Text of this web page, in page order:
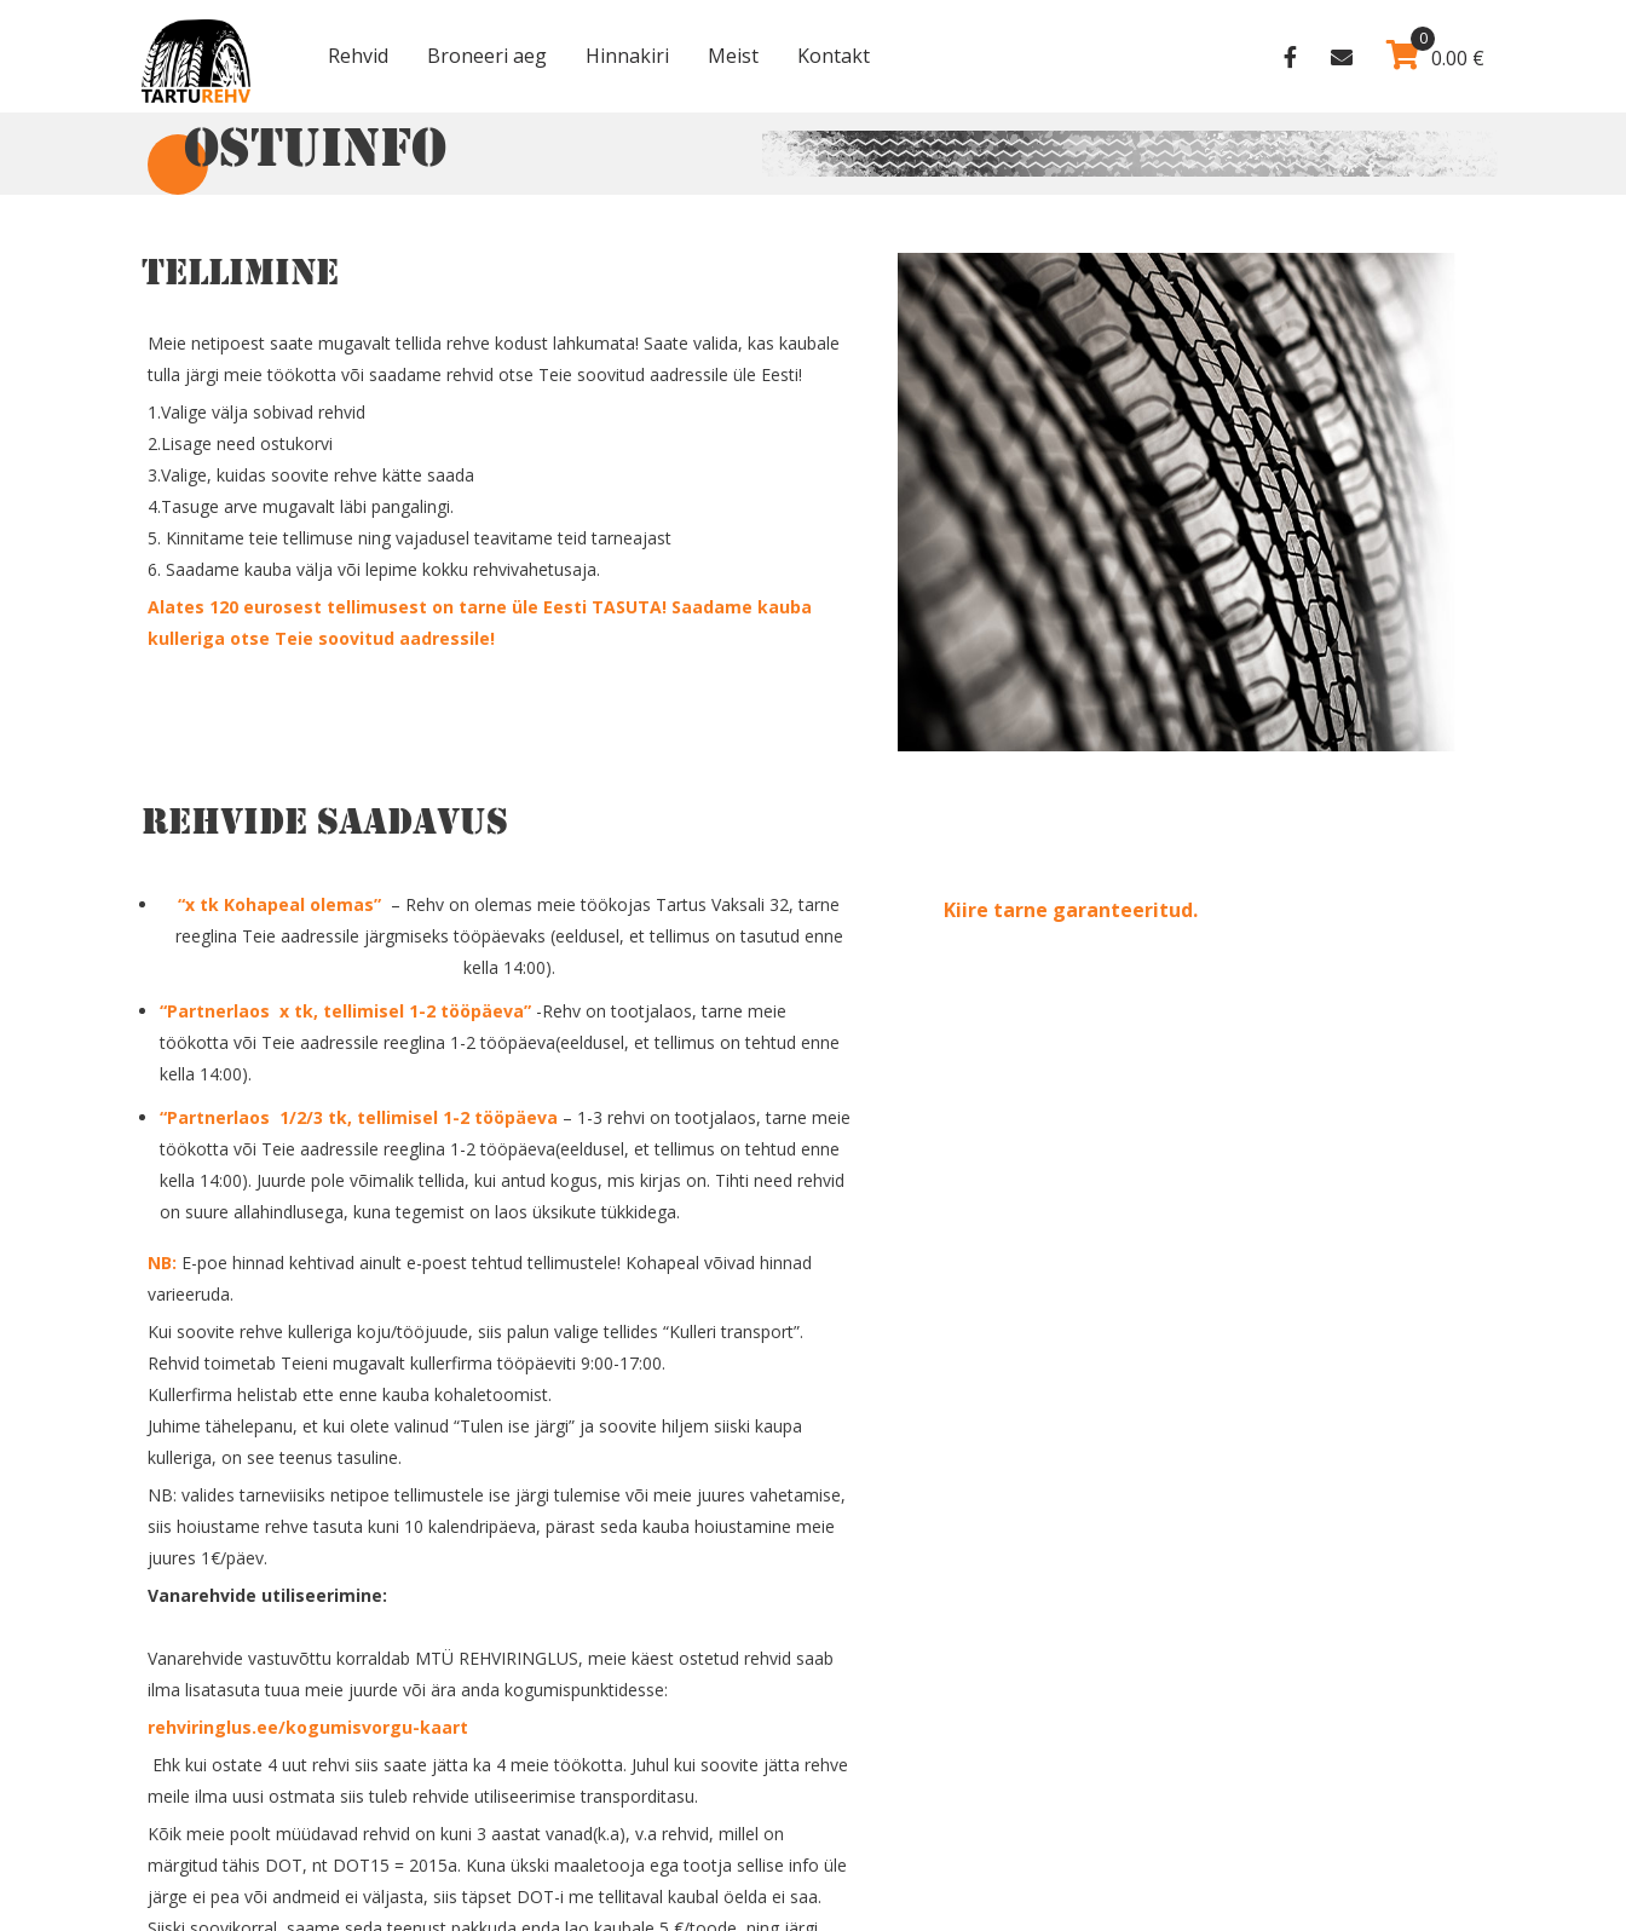
Rehvid Broneeri aeg Hinnakiri Meist Kontakt 0.00 €
0
Ostuinfo
Tellimine
Meie netipoest saate mugavalt tellida rehve kodust lahkumata! Saate valida, kas kaubale
tulla järgi meie töökotta või saadame rehvid otse Teie soovitud aadressile üle Eesti!
1.Valige välja sobivad rehvid
2.Lisage need ostukorvi
3.Valige, kuidas soovite rehve kätte saada
4.Tasuge arve mugavalt läbi pangalingi.
5. Kinnitame teie tellimuse ning vajadusel teavitame teid tarneajast
6. Saadame kauba välja või lepime kokku rehvivahetusaja.
Alates 120 eurosest tellimusest on tarne üle Eesti TASUTA! Saadame kauba
kulleriga otse Teie soovitud aadressile!
Rehvide saadavus
“x tk Kohapeal olemas” – Rehv on olemas meie töökojas Tartus Vaksali 32, tarne
reeglina Teie aadressile järgmiseks tööpäevaks (eeldusel, et tellimus on tasutud enne
kella 14:00).
“Partnerlaos x tk, tellimisel 1-2 tööpäeva” -Rehv on tootjalaos, tarne meie
töökotta või Teie aadressile reeglina 1-2 tööpäeva(eeldusel, et tellimus on tehtud enne
kella 14:00).
“Partnerlaos 1/2/3 tk, tellimisel 1-2 tööpäeva – 1-3 rehvi on tootjalaos, tarne meie
töökotta või Teie aadressile reeglina 1-2 tööpäeva(eeldusel, et tellimus on tehtud enne
kella 14:00). Juurde pole võimalik tellida, kui antud kogus, mis kirjas on. Tihti need rehvid
on suure allahindlusega, kuna tegemist on laos üksikute tükkidega.
NB: E-poe hinnad kehtivad ainult e-poest tehtud tellimustele! Kohapeal võivad hinnad
varieeruda.
Kui soovite rehve kulleriga koju/tööjuude, siis palun valige tellides “Kulleri transport”.
Rehvid toimetab Teieni mugavalt kullerfirma tööpäeviti 9:00-17:00.
Kullerfirma helistab ette enne kauba kohaletoomist.
Juhime tähelepanu, et kui olete valinud “Tulen ise järgi” ja soovite hiljem siiski kaupa
kulleriga, on see teenus tasuline.
NB: valides tarneviisiks netipoe tellimustele ise järgi tulemise või meie juures vahetamise,
siis hoiustame rehve tasuta kuni 10 kalendripäeva, pärast seda kauba hoiustamine meie
juures 1€/päev.
Vanarehvide utiliseerimine:
Vanarehvide vastuvõttu korraldab MTÜ REHVIRINGLUS, meie käest ostetud rehvid saab
ilma lisatasuta tuua meie juurde või ära anda kogumispunktidesse:
rehviringlus.ee/kogumisvorgu-kaart
Ehk kui ostate 4 uut rehvi siis saate jätta ka 4 meie töökotta. Juhul kui soovite jätta rehve
meile ilma uusi ostmata siis tuleb rehvide utiliseerimise transporditasu.
Kõik meie poolt müüdavad rehvid on kuni 3 aastat vanad(k.a), v.a rehvid, millel on
märgitud tähis DOT, nt DOT15 = 2015a. Kuna ükski maaletooja ega tootja sellise info üle
järge ei pea või andmeid ei väljasta, siis täpset DOT-i me tellitaval kaubal öelda ei saa.
Kiire tarne garanteeritud.